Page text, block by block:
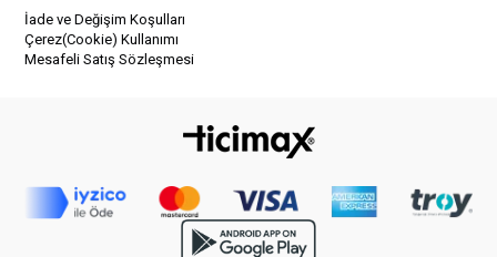
İade ve Değişim Koşulları
Çerez(Cookie) Kullanımı
Mesafeli Satış Sözleşmesi